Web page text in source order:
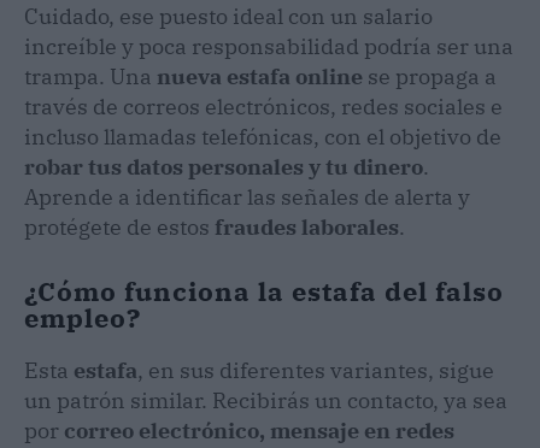
Cuidado, ese puesto ideal con un salario
increíble y poca responsabilidad podría ser una
trampa. Una nueva estafa online se propaga a
través de correos electrónicos, redes sociales e
incluso llamadas telefónicas, con el objetivo de
robar tus datos personales y tu dinero.
Aprende a identificar las señales de alerta y
protégete de estos fraudes laborales.
¿Cómo funciona la estafa del falso
empleo?
Esta estafa, en sus diferentes variantes, sigue
un patrón similar. Recibirás un contacto, ya sea
por correo electrónico, mensaje en redes